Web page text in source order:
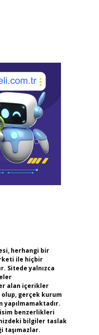
herhangi bir
ile hiçbir
Sitede yalnızca
alan içerikler
gerçek kurum
yapılmamaktadır.
benzerlikleri
bilgiler taslak
taşımazlar.